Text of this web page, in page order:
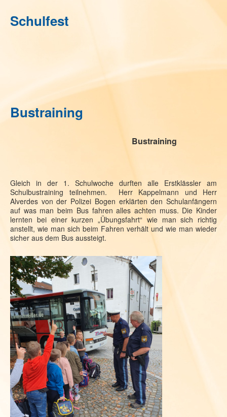
Schulfest
Bustraining
Bustraining
Gleich in der 1. Schulwoche durften alle Erstklässler am
Schulbustraining teilnehmen. Herr Kappelmann und Herr
Alverdes von der Polizei Bogen erklärten den Schulanfängern
auf was man beim Bus fahren alles achten muss. Die Kinder
lernten bei einer kurzen „Übungsfahrt“ wie man sich richtig
anstellt, wie man sich beim Fahren verhält und wie man wieder
sicher aus dem Bus aussteigt.